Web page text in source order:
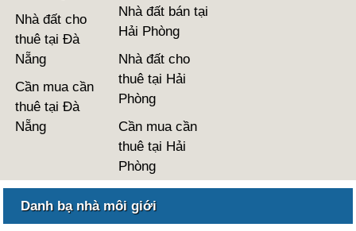
Nhà đất cho
thuê tại Đà
Nẵng
Cần mua cần
thuê tại Đà
Nẵng
Nhà đất bán tại
Hải Phòng
Nhà đất cho
thuê tại Hải
Phòng
Cần mua cần
thuê tại Hải
Phòng
Danh bạ nhà môi giới